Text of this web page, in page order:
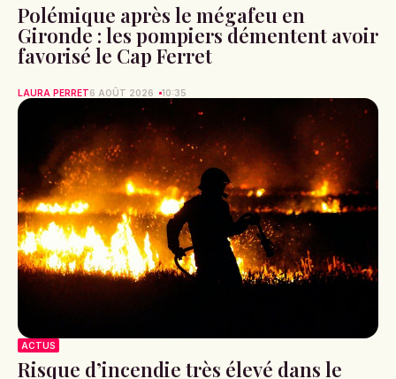
Polémique après le mégafeu en
Gironde : les pompiers démentent avoir
favorisé le Cap Ferret
LAURA PERRET6 AOÛT 2026 10:35
ACTUS
Risque d’incendie très élevé dans le